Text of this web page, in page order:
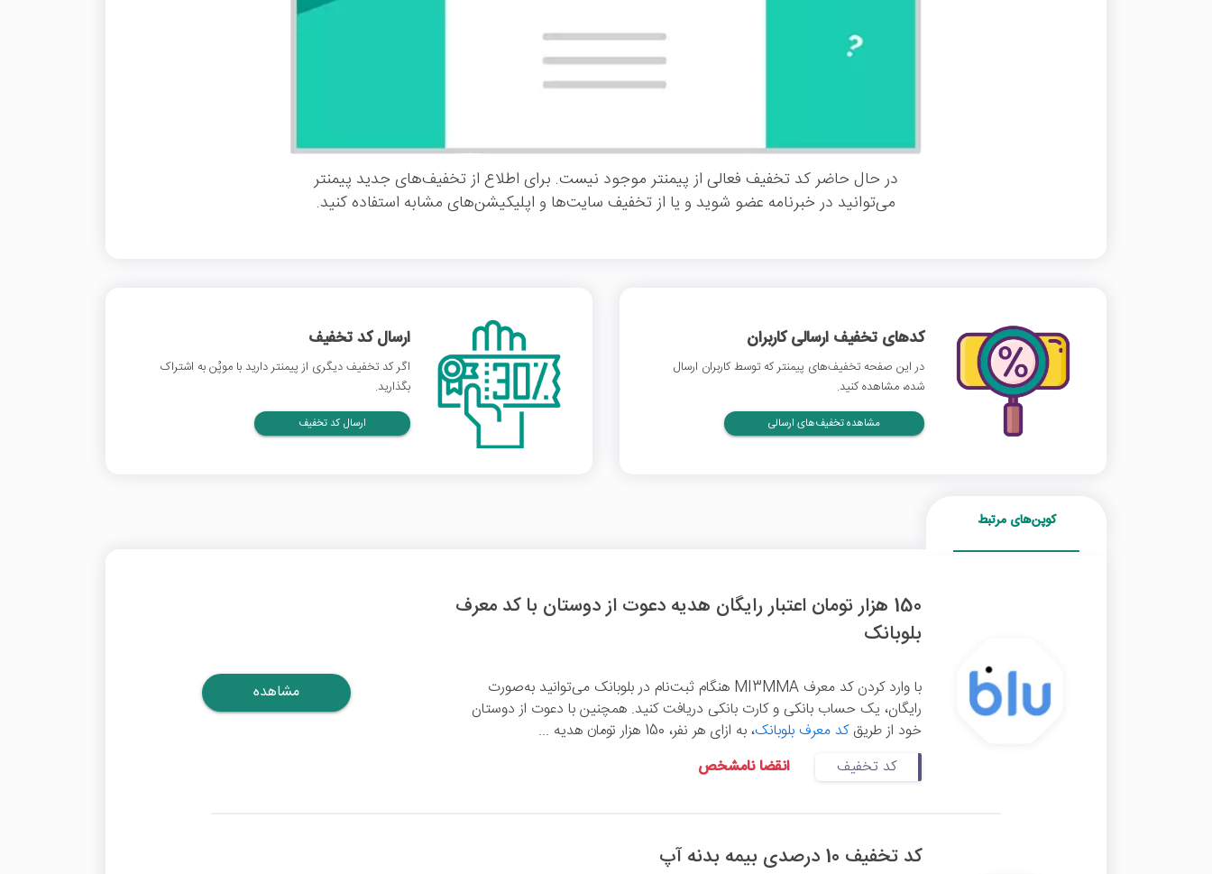
در حال حاضر کد تخفیف فعالی از پیمنتر موجود نیست. برای اطلاع از تخفیف‌های جدید پیمنتر
می‌توانید در خبرنامه عضو شوید و یا از تخفیف سایت‌ها و اپلیکیشن‌های مشابه استفاده کنید.
کدهای تخفیف ارسالی کاربران
در این صفحه تخفیف‌های پیمنتر که توسط کاربران ارسال
شده، مشاهده کنید.
مشاهده تخفیف‌های ارسالی
ارسال کد تخفیف
اگر کد تخفیف دیگری از پیمنتر دارید با موپُن به اشتراک
بگذارید.
ارسال کد تخفیف
کوپن‌های مرتبط
150 هزار تومان اعتبار رایگان هدیه دعوت از دوستان با کد معرف
بلوبانک
با وارد کردن کد معرف MI3MMA هنگام ثبت‌نام در بلوبانک می‌توانید به‌صورت
رایگان، یک حساب بانکی و کارت بانکی دریافت کنید. همچنین با دعوت از دوستان
خود از طریقکد معرف بلوبانک، به ازای هر نفر، 150 هزار تومان هدیه ...
کد تخفیف
انقضا نامشخص
مشاهده
کد تخفیف 10 درصدی بیمه بدنه آپ